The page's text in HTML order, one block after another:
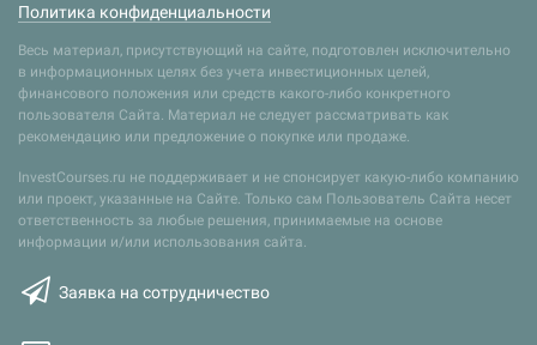
Политика конфиденциальности
Весь материал, присутствующий на сайте, подготовлен исключительно
в информационных целях без учета инвестиционных целей,
финансового положения или средств какого-либо конкретного
пользователя Сайта. Материал не следует рассматривать как
рекомендацию или предложение о покупке или продаже.
InvestCourses.ru не поддерживает и не спонсирует какую-либо компанию
или проект, указанные на Сайте. Только сам Пользователь Сайта несет
ответственность за любые решения, принимаемые на основе
информации и/или использования сайта.
Заявка на сотрудничество